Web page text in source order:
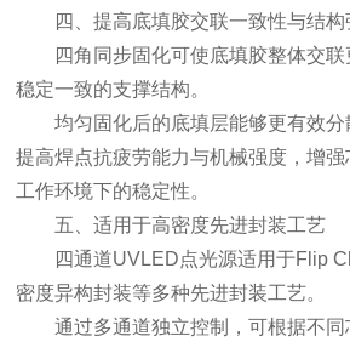
四、提高底填胶交联一致性与结构
四角同步固化可使底填胶整体交联
稳定一致的支撑结构。
均匀固化后的底填层能够更有效分
提高焊点抗疲劳能力与机械强度，增
工作环境下的稳定性。
五、适用于高密度先进封装工艺
四通道UVLED点光源适用于Flip
密度异构封装等多种先进封装工艺。
通过多通道独立控制，可根据不同